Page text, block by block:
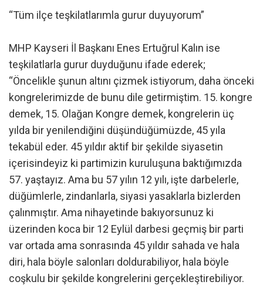
“Tüm ilçe teşkilatlarımla gurur duyuyorum”
MHP Kayseri İl Başkanı Enes Ertuğrul Kalın ise
teşkilatlarla gurur duyduğunu ifade ederek;
“Öncelikle şunun altını çizmek istiyorum, daha önceki
kongrelerimizde de bunu dile getirmiştim. 15. kongre
demek, 15. Olağan Kongre demek, kongrelerin üç
yılda bir yenilendiğini düşündüğümüzde, 45 yıla
tekabül eder. 45 yıldır aktif bir şekilde siyasetin
içerisindeyiz ki partimizin kuruluşuna baktığımızda
57. yaştayız. Ama bu 57 yılın 12 yılı, işte darbelerle,
düğümlerle, zindanlarla, siyasi yasaklarla bizlerden
çalınmıştır. Ama nihayetinde bakıyorsunuz ki
üzerinden koca bir 12 Eylül darbesi geçmiş bir parti
var ortada ama sonrasında 45 yıldır sahada ve hala
diri, hala böyle salonları doldurabiliyor, hala böyle
coşkulu bir şekilde kongrelerini gerçekleştirebiliyor.